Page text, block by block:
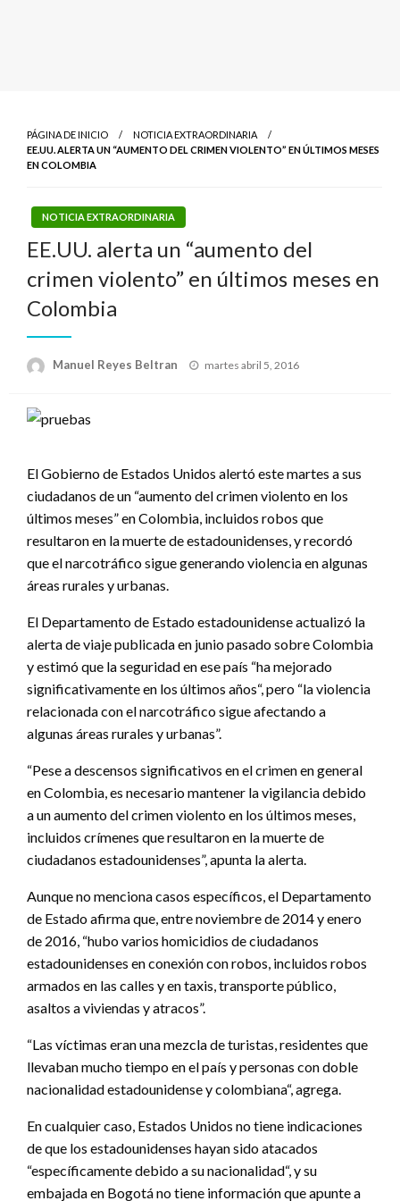
PÁGINA DE INICIO
NOTICIA EXTRAORDINARIA
EE.UU. ALERTA UN “AUMENTO DEL CRIMEN VIOLENTO” EN ÚLTIMOS MESES
EN COLOMBIA
NOTICIA EXTRAORDINARIA
EE.UU. alerta un “aumento del
crimen violento” en últimos meses en
Colombia
Manuel Reyes Beltran
Publicado
martes abril 5, 2016
El Gobierno de Estados Unidos alertó este martes a sus
ciudadanos de un “aumento del crimen violento en los
últimos meses” en Colombia, incluidos robos que
resultaron en la muerte de estadounidenses, y recordó
que el narcotráfico sigue generando violencia en algunas
áreas rurales y urbanas.
El Departamento de Estado estadounidense actualizó la
alerta de viaje publicada en junio pasado sobre Colombia
y estimó que la seguridad en ese país “ha mejorado
significativamente en los últimos años“, pero “la violencia
relacionada con el narcotráfico sigue afectando a
algunas áreas rurales y urbanas”.
“Pese a descensos significativos en el crimen en general
en Colombia, es necesario mantener la vigilancia debido
a un aumento del crimen violento en los últimos meses,
incluidos crímenes que resultaron en la muerte de
ciudadanos estadounidenses”, apunta la alerta.
Aunque no menciona casos específicos, el Departamento
de Estado afirma que, entre noviembre de 2014 y enero
de 2016, “hubo varios homicidios de ciudadanos
estadounidenses en conexión con robos, incluidos robos
armados en las calles y en taxis, transporte público,
asaltos a viviendas y atracos”.
“Las víctimas eran una mezcla de turistas, residentes que
llevaban mucho tiempo en el país y personas con doble
nacionalidad estadounidense y colombiana“, agrega.
En cualquier caso, Estados Unidos no tiene indicaciones
de que los estadounidenses hayan sido atacados
“específicamente debido a su nacionalidad“, y su
embajada en Bogotá no tiene información que apunte a